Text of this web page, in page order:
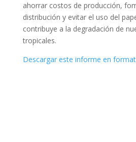
ahorrar costos de producción,
distribución y evitar el uso del
contribuye a la degradación de
tropicales.
Descargar este informe en